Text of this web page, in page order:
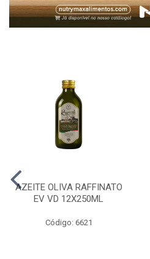
AZEITE OLIVA RAFFINATO
EV VD 12X250ML
Código: 6621